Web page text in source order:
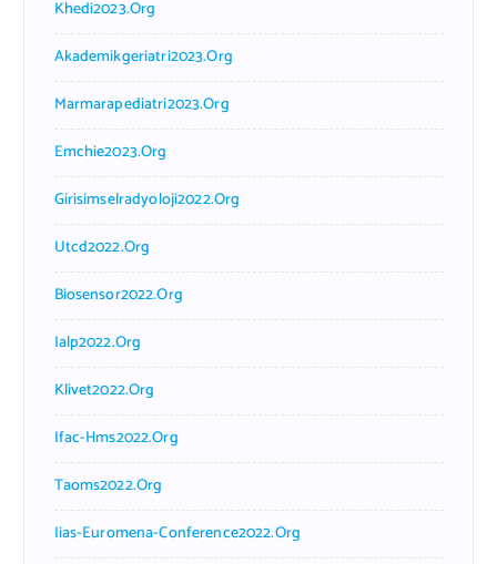
Khedi2023.org
Akademikgeriatri2023.org
Marmarapediatri2023.org
Emchie2023.org
Girisimselradyoloji2022.org
Utcd2022.org
Biosensor2022.org
Ialp2022.org
Klivet2022.org
Ifac-Hms2022.org
Taoms2022.org
Iias-Euromena-Conference2022.org